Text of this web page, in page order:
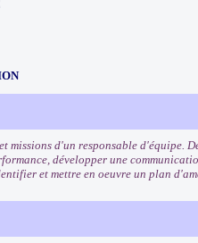
missions d'un responsable d'équipe.
développer une
et mettre en oeuvre un plan